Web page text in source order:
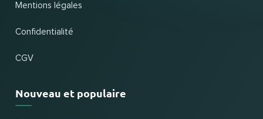
Mentions légales
Confidentialité
CGV
Nouveau et populaire